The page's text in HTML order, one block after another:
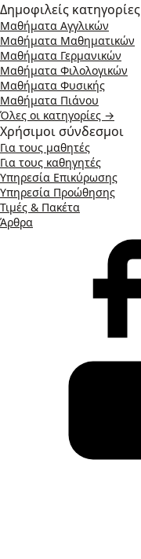
Δημοφιλείς κατηγορίες
Μαθήματα Αγγλικών
Μαθήματα Μαθηματικών
Μαθήματα Γερμανικών
Μαθήματα Φιλολογικών
Μαθήματα Φυσικής
Μαθήματα Πιάνου
Όλες οι κατηγορίες →
Χρήσιμοι σύνδεσμοι
Για τους μαθητές
Για τους καθηγητές
Υπηρεσία Επικύρωσης
Υπηρεσία Προώθησης
Τιμές & Πακέτα
Άρθρα